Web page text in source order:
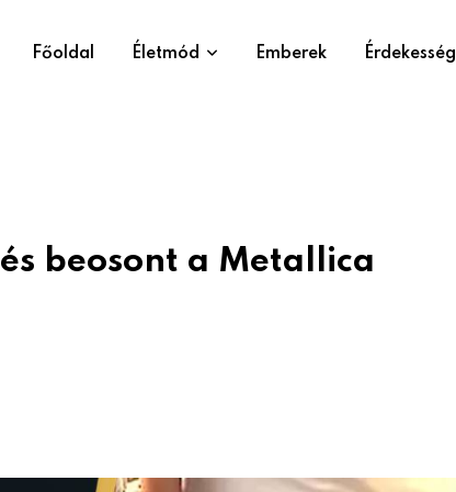
Főoldal Életmód Emberek Érdekesség
beosont a Metallica